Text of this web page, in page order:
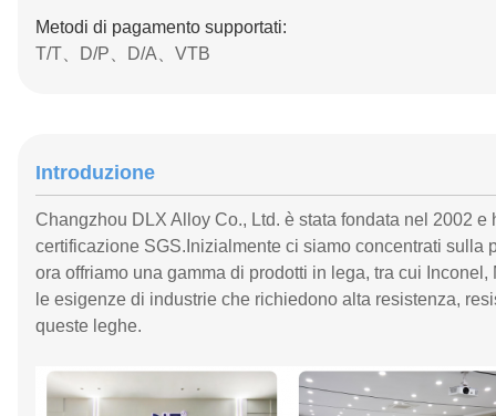
Metodi di pagamento supportati:
T/T、D/P、D/A、VTB
Introduzione
Changzhou DLX Alloy Co., Ltd. è stata fondata nel 2002
certificazione SGS.Inizialmente ci siamo concentrati
ora offriamo una gamma di prodotti in lega, tra cui
le esigenze di industrie che richiedono alta resistenza,
queste leghe.